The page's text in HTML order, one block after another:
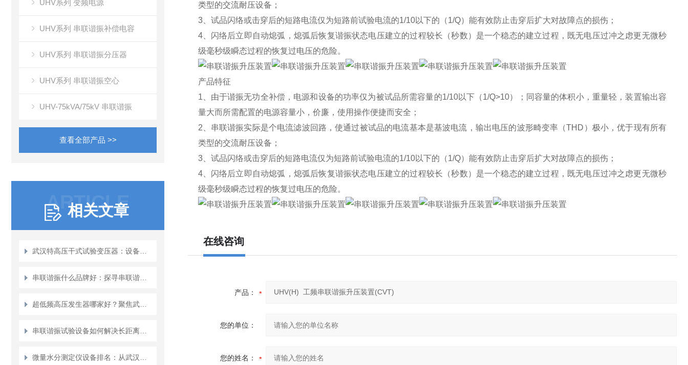
UHV系列 变频电源
UHV系列 串联谐振补偿电容
UHV系列 串联谐振分压器
UHV系列 串联谐振空心
UHV-75kVA/75kV 串联谐振
查看全部产品 >>
ARTICLE
相关文章
类型的交流耐压设备；
3、试品闪络或击穿后的短路电流仅为短路前试验电流的1/10以下的（1/Q）能有效防止击穿后扩大对故障点的损伤；
4、闪络后立即自动熄弧，熄弧后恢复谐振状态电压建立的过程较长（秒数）是一个稳态的建立过程，既无电压过冲之虑更无微秒
级毫秒级瞬态过程的恢复过电压的危险。
产品特征
1、由于谐振无功全补偿，电源和设备的功率仅为被试品所需容量的1/10以下（1/Q>10）；同容量的体积小，重量轻，装置输出容
量大而所需配置的电源容量小，价廉，使用操作便捷而安全；
2、串联谐振实际是个电流滤波回路，使通过被试品的电流基本是基波电流，输出电压的波形畸变率（THD）极小，优于现有所有
类型的交流耐压设备；
3、试品闪络或击穿后的短路电流仅为短路前试验电流的1/10以下的（1/Q）能有效防止击穿后扩大对故障点的损伤；
4、闪络后立即自动熄弧，熄弧后恢复谐振状态电压建立的过程较长（秒数）是一个稳态的建立过程，既无电压过冲之虑更无微秒
级毫秒级瞬态过程的恢复过电压的危险。
在线咨询
产品：
您的单位：
您的姓名：